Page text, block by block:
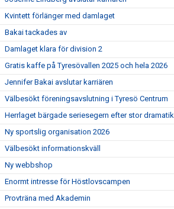
Kvintett förlänger med damlaget
Bakai tackades av
Damlaget klara för division 2
Gratis kaffe på Tyresövallen 2025 och hela 2026
Jennifer Bakai avslutar karriären
Välbesökt föreningsavslutning i Tyresö Centrum
Herrlaget bärgade seriesegern efter stor dramatik
Ny sportslig organisation 2026
Välbesökt informationskväll
Ny webbshop
Enormt intresse för Höstlovscampen
Provträna med Akademin